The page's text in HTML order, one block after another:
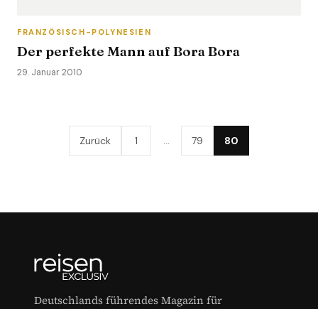
FRANZÖSISCH-POLYNESIEN
Der perfekte Mann auf Bora Bora
29. Januar 2010
Zurück 1 79 80
Deutschlands führendes Magazin für